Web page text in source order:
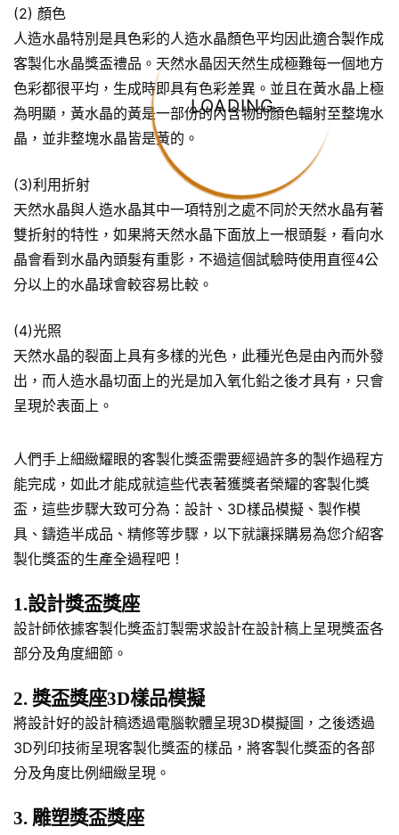
LOADING...
(2) 顏色
人造水晶特別是具色彩的人造水晶顏色平均因此適合製作成
客製化水晶獎盃禮品。天然水晶因天然生成極難每一個地方
色彩都很平均，生成時即具有色彩差異。並且在黃水晶上極
為明顯，黃水晶的黃是一部份的內含物的顏色輻射至整塊水
晶，並非整塊水晶皆是黃的。
(3)利用折射
天然水晶與人造水晶其中一項特別之處不同於天然水晶有著
雙折射的特性，如果將天然水晶下面放上一根頭髮，看向水
晶會看到水晶內頭髮有重影，不過這個試驗時使用直徑4公
分以上的水晶球會較容易比較。
(4)光照
天然水晶的裂面上具有多樣的光色，此種光色是由內而外發
出，而人造水晶切面上的光是加入氧化鉛之後才具有，只會
呈現於表面上。
人們手上細緻耀眼的客製化獎盃需要經過許多的製作過程方
能完成，如此才能成就這些代表著獲獎者榮耀的客製化獎
盃，這些步驟大致可分為：設計、3D樣品模擬、製作模
具、鑄造半成品、精修等步驟，以下就讓採購易為您介紹客
製化獎盃的生產全過程吧！
1.設計獎盃獎座
設計師依據客製化獎盃訂製需求設計在設計稿上呈現獎盃各
部分及角度細節。
2. 獎盃獎座3D樣品模擬
將設計好的設計稿透過電腦軟體呈現3D模擬圖，之後透過
3D列印技術呈現客製化獎盃的樣品，將客製化獎盃的各部
分及角度比例細緻呈現。
3. 雕塑獎盃獎座